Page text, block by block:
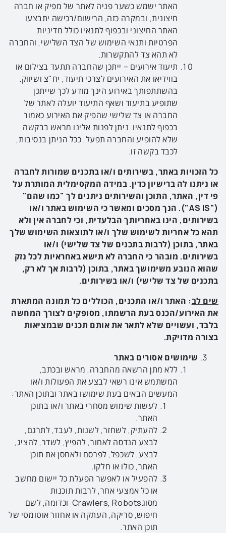
האתר ישמש כשער פניה לאתר של מפיק או חברה
חיצונית, ובמקרה כזה, הרישום/רכישה יתבצעו
האתר החיצוני ובכפוף לתנאיו כולל מדיניות
הפרטיות ותנאי השימוש של הצד השלישי, והחברה
לא תהא צד להתקשרות.
תיעוד אירועים – ייתכן שהחברה תתעד בצילום או
בווידיאו את האירועים לצרכי תיעוד, יח"צ ושיווק.
בהשתתפותך באירוע הינך מודע לכך שייתכן
שתופיע בתיעוד ושאף התיעוד יועלה לאתר של
החברה או צד שלישי שהפיק את האירוע כאמור
בכפוף לתנאיו. ניתן לפנות אלינו מראש בבקשה
שלא להופיע והחברה תפעל, ככל הניתן בנסיבות,
לכבד בקשה זו.
כל הזכויות באתר, בשירותים ו/או בתכנים שמורות לחברה
או ניתנו לה ברישיון כדין. במידה המקסימלית המותרת על
פי דין, האתר, התוכן והשירותים ניתנים לך "כמו שהם"
("
AS IS"). הנך מסכים ומאשר כי השימוש באתר ו/או
בשירותים, הינו באחריותך הבלעדית, וכי לחברה אין ולא
תהא כל אחריות לשימוש שלך ו/או לתוצאות השימוש שלך
באתר, בתוכן (לרבות בתכנים של צד שלישי) ו/או
בשירותים. מובהר כי החברה לא תישא באחראיות לכל נזק
שהוא הנובע משימושך באתר, בתוכן (לרבות אך לא רק,
בתכנים של צד שלישי) ו/או בשירותים.
שים לב: האתר ו/או התכנים, הכוללים כל תמונה המתארת
את האירוע/הכנס בעת הרשמתו, מסופקים לצורך המחשה
בלבד, ועשויים שלא לתאר אתאותם תכנים שבמציאות
בצורה מדויקת.
שימושים אסורים באתר
ללא מתן הרשאה מהחברה, מראש ובכתב,
המשתמש אינו רשאי לבצע את הפעולות ו/או
המעשים הבאים בעת שימושו באתר ובתוכן האתר:
לעשות שימוש מסחרי באתר ו/או בתוכן
האתר.
להעתיק, לשחזר, לשנות, לעבד, לתרגם,
לבצע הנדסה לאחור, להפיץ, לשדר, להציג,
לבצע, לשכפל, לפרסם ולאחסן את תוכן
האתר, כולו או חלקו.
להפעיל או לאפשר הפעלת כל יישום מחשב
או כל אמצעי אחר, לרבות תוכנות
מסוגCrawlers, Robots וכדומה, לשם
חיפוש, סריקה, העתקה או אחזור אוטומטי של
תוכן האתר.